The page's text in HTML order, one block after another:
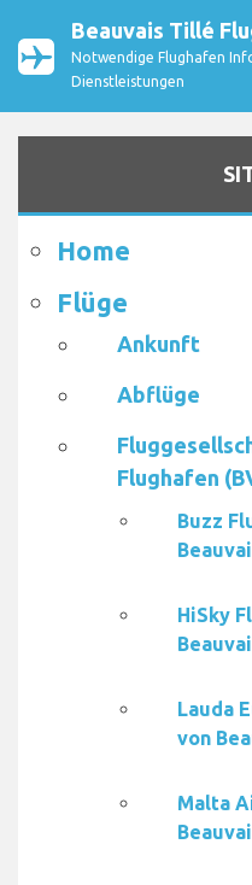
Beauvais Tillé
Notwendige Flughafen
Dienstleistungen
Home
Flüge
Ankunft
Abflüge
Flughafen
Buzz
HiSky
Lauda
von
Malta